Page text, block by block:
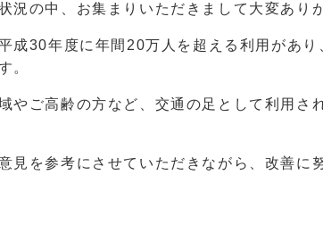
況の中、お集まりいただきまして大変あり
成30年度に年間20万人を超える利用があ
。
やご高齢の方など、交通の足として利用
見を参考にさせていただきながら、改善